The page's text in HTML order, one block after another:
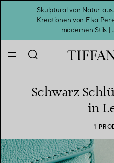
Skulptural von Natur
Kreationen von Elsa
modernen Stils |
Schwarz
in
1